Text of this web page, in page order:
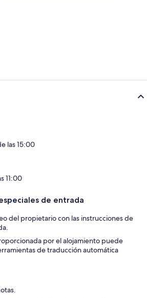
las 15:00
11:00
de entrada
del propietario con las instrucciones de
por el alojamiento puede
de traducción automática